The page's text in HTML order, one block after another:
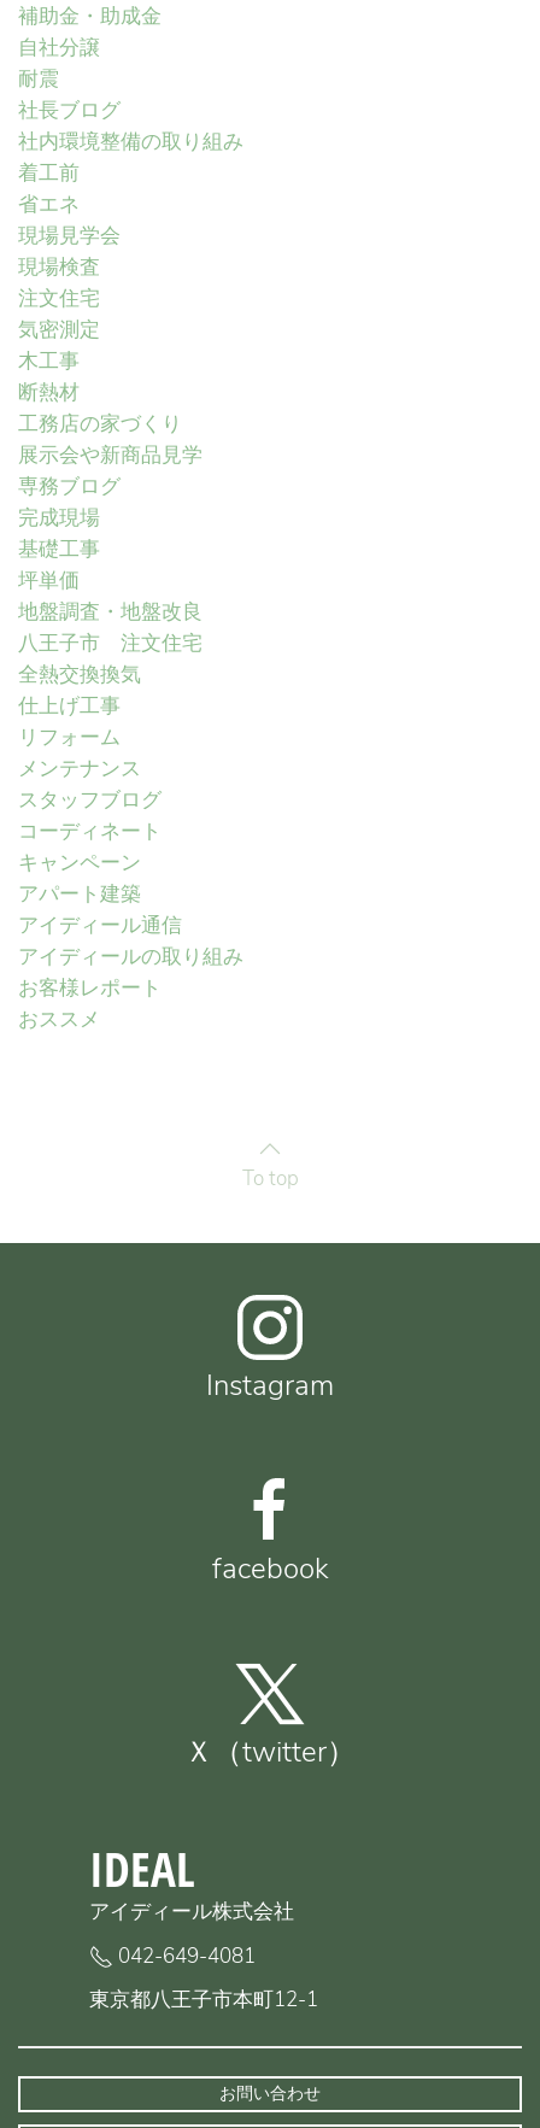
補助金・助成金
自社分譲
耐震
社長ブログ
社内環境整備の取り組み
着工前
省エネ
現場見学会
現場検査
注文住宅
気密測定
木工事
断熱材
工務店の家づくり
展示会や新商品見学
専務ブログ
完成現場
基礎工事
坪単価
地盤調査・地盤改良
八王子市 注文住宅
全熱交換換気
仕上げ工事
リフォーム
メンテナンス
スタッフブログ
コーディネート
キャンペーン
アパート建築
アイディール通信
アイディールの取り組み
お客様レポート
おススメ
To top
Instagram
facebook
Ｘ（twitter）
IDEAL
アイディール株式会社
042-649-4081
東京都八王子市本町12-1
お問い合わせ